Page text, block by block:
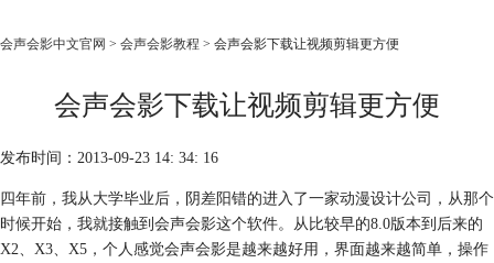
会声会影中文官网 > 会声会影教程 > 会声会影下载让视频剪辑更方便
会声会影下载让视频剪辑更方便
发布时间：2013-09-23 14: 34: 16
四年前，我从大学毕业后，阴差阳错的进入了一家动漫设计公司，从那个
时候开始，我就接触到会声会影这个软件。从比较早的8.0版本到后来的
X2、X3、X5，个人感觉会声会影是越来越好用，界面越来越简单，操作